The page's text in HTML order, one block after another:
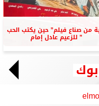
من صناع فيلم” حين يكتب الحب
” للزعيم عادل إمام